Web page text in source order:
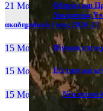
21 Μαι, 26
Οδηγίες και
Δοκιμασίας
ακαδημαϊκού έτους 2026-27
15 Μαι, 26 Πίνακας
15 Μαι, 26 Εξεταστικά
15 Μαι, 2026 Νέα